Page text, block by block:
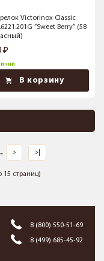
Victorinox Classic
”Sweet Berry” (58
В корзину
> >|
15 страниц)
8 (800) 550-51-69
8 (499) 685-45-92